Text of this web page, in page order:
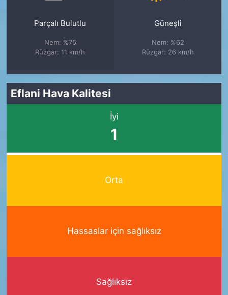
Parçalı Bulutlu
Nem: %75
Rüzgar: 11 km/h
Güneşli
Nem: %62
Rüzgar: 26 km/h
Eflani Hava Kalitesi
İyi
1
Orta
Hassaslar için sağlıksız
Sağlıksız